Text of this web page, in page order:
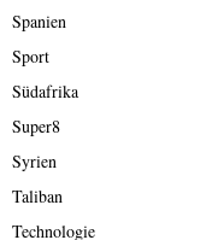
Spanien
Sport
Südafrika
Super8
Syrien
Taliban
Technologie